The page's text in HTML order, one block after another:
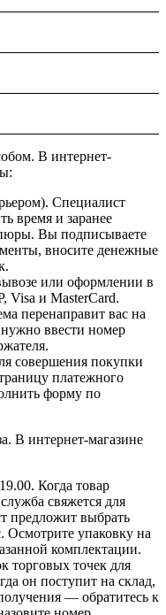
В интернет-
Специалист
время и заранее
Вы подписываете
вносите денежные
или оформлении в
Visa и MasterCard.
перенаправит вас на
ввести номер
совершения покупки
платежного
форму по
В интернет-магазине
Когда товар
свяжется для
предложит выбрать
Осмотрите упаковку на
комплектации.
торговых точек для
он поступит на склад,
— обратитесь к